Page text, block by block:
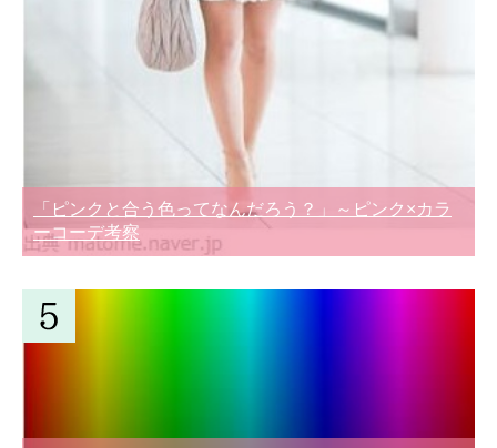
「ピンクと合う色ってなんだろう？」～ピンク×カラ
ーコーデ考察